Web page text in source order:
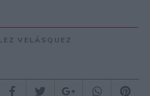
VELÁSQUEZ